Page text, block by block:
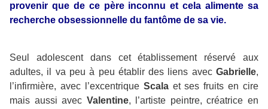
provenir que de ce père inconnu et cela alimente sa
recherche obsessionnelle du fantôme de sa vie.
Seul adolescent dans cet établissement réservé aux
adultes, il va peu à peu établir des liens avec Gabrielle,
l’infirmière, avec l’excentrique Scalaet ses fruits en cire
mais aussi avec Valentine, l’artiste peintre, créatrice en